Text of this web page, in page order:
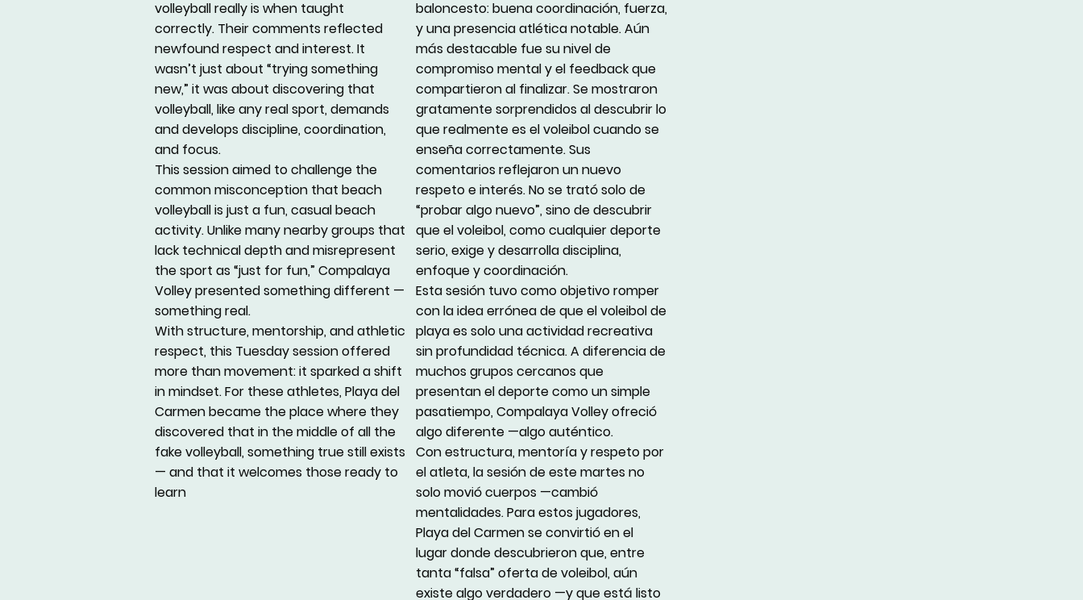
volleyball really is when taught
correctly. Their comments reflected
newfound respect and interest. It
wasn’t just about “trying something
new,” it was about discovering that
volleyball, like any real sport, demands
and develops discipline, coordination,
and focus.
This session aimed to challenge the
common misconception that beach
volleyball is just a fun, casual beach
activity. Unlike many nearby groups that
lack technical depth and misrepresent
the sport as “just for fun,” Compalaya
Volley presented something different —
something real.
With structure, mentorship, and athletic
respect, this Tuesday session offered
more than movement: it sparked a shift
in mindset. For these athletes, Playa del
Carmen became the place where they
discovered that in the middle of all the
fake volleyball, something true still exists
— and that it welcomes those ready to
learn
baloncesto: buena coordinación, fuerza,
y una presencia atlética notable. Aún
más destacable fue su nivel de
compromiso mental y el feedback que
compartieron al finalizar. Se mostraron
gratamente sorprendidos al descubrir lo
que realmente es el voleibol cuando se
enseña correctamente. Sus
comentarios reflejaron un nuevo
respeto e interés. No se trató solo de
“probar algo nuevo”, sino de descubrir
que el voleibol, como cualquier deporte
serio, exige y desarrolla disciplina,
enfoque y coordinación.
Esta sesión tuvo como objetivo romper
con la idea errónea de que el voleibol de
playa es solo una actividad recreativa
sin profundidad técnica. A diferencia de
muchos grupos cercanos que
presentan el deporte como un simple
pasatiempo, Compalaya Volley ofreció
algo diferente —algo auténtico.
Con estructura, mentoría y respeto por
el atleta, la sesión de este martes no
solo movió cuerpos —cambió
mentalidades. Para estos jugadores,
Playa del Carmen se convirtió en el
lugar donde descubrieron que, entre
tanta “falsa” oferta de voleibol, aún
existe algo verdadero —y que está listo